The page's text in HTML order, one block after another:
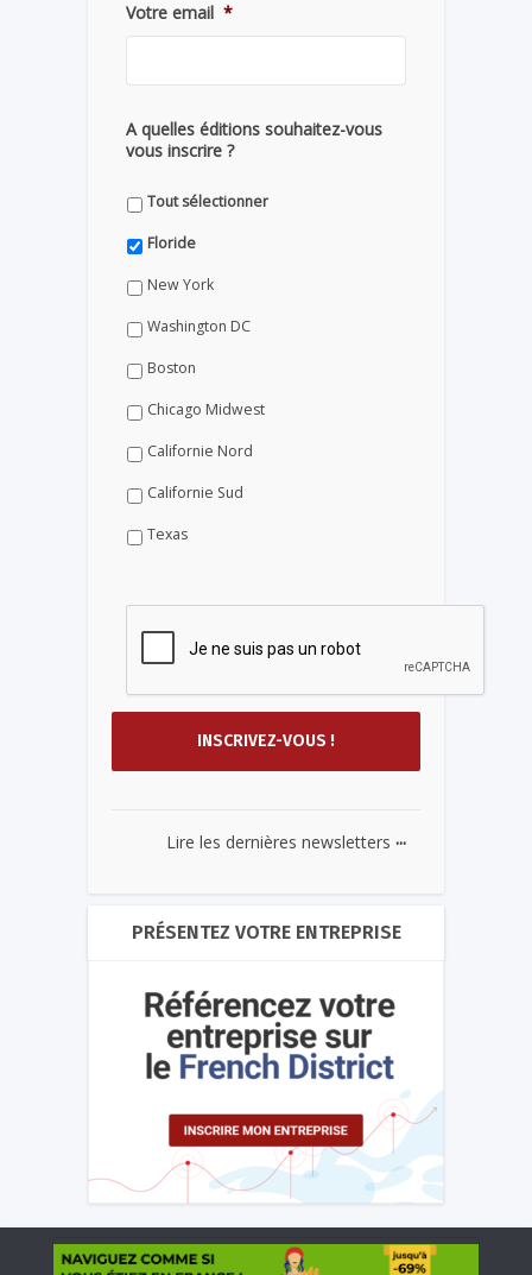
Votre email *
A quelles éditions souhaitez-vous
vous inscrire ?
Tout sélectionner
Floride
New York
Washington DC
Boston
Chicago Midwest
Californie Nord
Californie Sud
Texas
Lire les dernières newsletters ...
PRÉSENTEZ VOTRE ENTREPRISE